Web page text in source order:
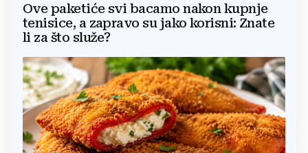
Ove paketiće svi bacamo nakon kupnje
tenisice, a zapravo su jako korisni: Znate
li za što služe?